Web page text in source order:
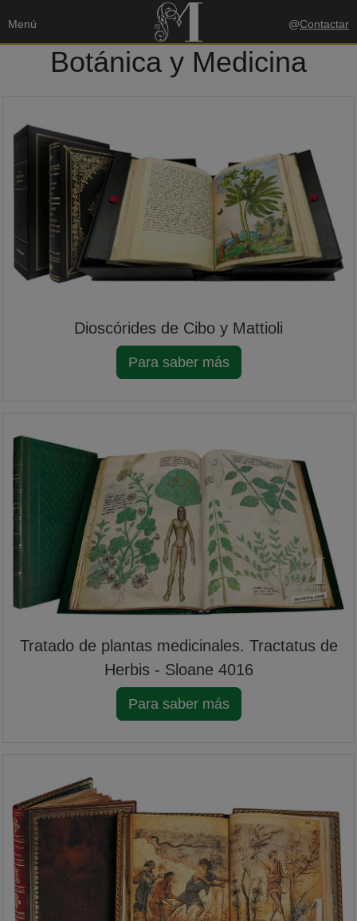
Menú @Contactar
Botánica y Medicina
Dioscórides de Cibo y Mattioli
Para saber más
Tratado de plantas medicinales. Tractatus de
Herbis - Sloane 4016
Para saber más